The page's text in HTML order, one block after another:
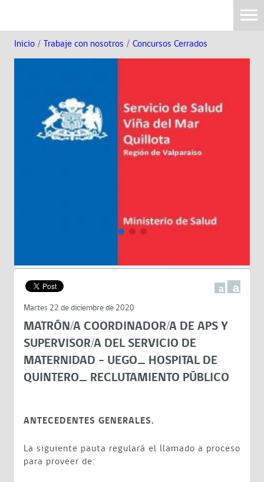
Inicio / Trabaje con nosotros / Concursos Cerrados
a a
Martes 22 de diciembre de 2020
MATRÓN/A COORDINADOR/A DE APS Y
SUPERVISOR/A DEL SERVICIO DE
MATERNIDAD - UEGO_ HOSPITAL DE
QUINTERO_ RECLUTAMIENTO PÚBLICO
ANTECEDENTES GENERALES.
La siguiente pauta regulará el llamado a proceso
para proveer de: